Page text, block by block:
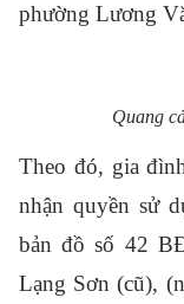
phường Lương
Quang
Theo đó, gia
nhận quyền sử
bản đồ số 42
Lạng Sơn (cũ),